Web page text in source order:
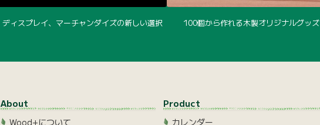
ディスプレイ、マーチャンダイズの新しい選択 100個から作れる木製オリジナルグッズ
About
Wood+について
Product
カレンダー